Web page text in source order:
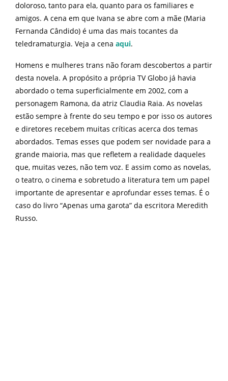
doloroso, tanto para ela, quanto para os familiares e
amigos. A cena em que Ivana se abre com a mãe (Maria
Fernanda Cândido) é uma das mais tocantes da
teledramaturgia. Veja a cena aqui.
Homens e mulheres trans não foram descobertos a partir
desta novela. A propósito a própria TV Globo já havia
abordado o tema superficialmente em 2002, com a
personagem Ramona, da atriz Claudia Raia. As novelas
estão sempre à frente do seu tempo e por isso os autores
e diretores recebem muitas críticas acerca dos temas
abordados. Temas esses que podem ser novidade para a
grande maioria, mas que refletem a realidade daqueles
que, muitas vezes, não tem voz. E assim como as novelas,
o teatro, o cinema e sobretudo a literatura tem um papel
importante de apresentar e aprofundar esses temas. É o
caso do livro “Apenas uma garota” da escritora Meredith
Russo.